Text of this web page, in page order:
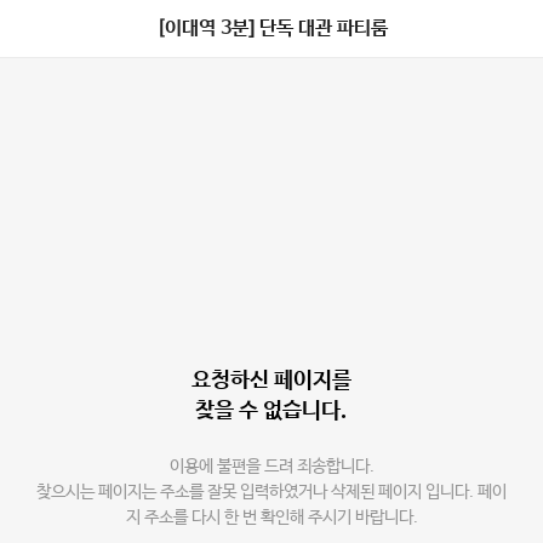
[이대역 3분] 단독 대관 파티룸
요청하신 페이지를
찾을 수 없습니다.
이용에 불편을 드려 죄송합니다.
찾으시는 페이지는 주소를 잘못 입력하였거나 삭제된 페이지 입니다. 페이
지 주소를 다시 한 번 확인해 주시기 바랍니다.